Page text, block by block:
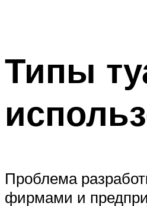
Типы
Проблема
фирмами и